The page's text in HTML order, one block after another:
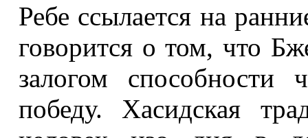
Ребе ссылается на
говорится о том, что
залогом способности
победу. Хасидская